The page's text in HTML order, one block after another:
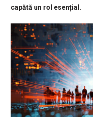
capătă un rol esențial.